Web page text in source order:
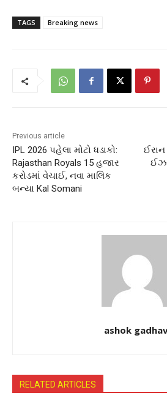
TAGS Breaking news
Previous article
IPL 2026 પહેલા મોટો ધડાકો:
Rajasthan Royals 15 હજાર
કરોડમાં વેચાઈ, નવા માલિક
બન્યા Kal Somani
ઈરાન
ashok
RELATED ARTICLES